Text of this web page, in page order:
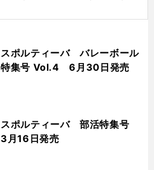
スポルティーバ バレーボール
特集号 Vol.4 6月30日発売
スポルティーバ 部活特集号
3月16日発売